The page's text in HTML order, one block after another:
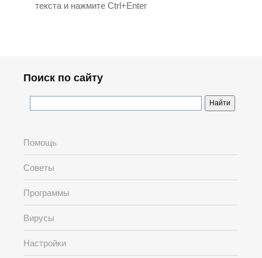
текста и нажмите Ctrl+Enter
Поиск по сайту
Помощь
Советы
Программы
Вирусы
Настройки